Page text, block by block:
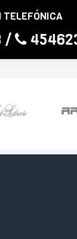
TELEFÓNICA
/